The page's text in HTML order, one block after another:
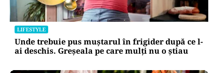
LIFESTYLE
Unde trebuie pus muștarul în frigider după ce l-
ai deschis. Greșeala pe care mulți nu o știau